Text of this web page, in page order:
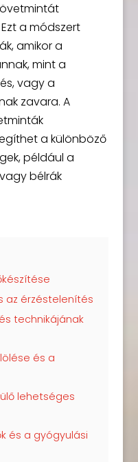
a módszert
amikor a
mint a
vagy a
zavara. A
a különböző
például a
bélrák
az érzéstelenítés
technikájának
és a
lehetséges
és a gyógyulási